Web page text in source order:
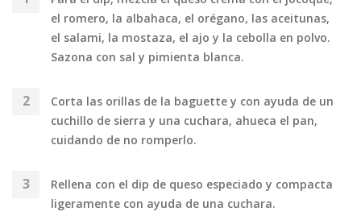
el romero, la albahaca, el orégano, las aceitunas,
el salami, la mostaza, el ajo y la cebolla en polvo.
Sazona con sal y pimienta blanca.
Corta las orillas de la baguette y con ayuda de un
cuchillo de sierra y una cuchara, ahueca el pan,
cuidando de no romperlo.
Rellena con el dip de queso especiado y compacta
ligeramente con ayuda de una cuchara.